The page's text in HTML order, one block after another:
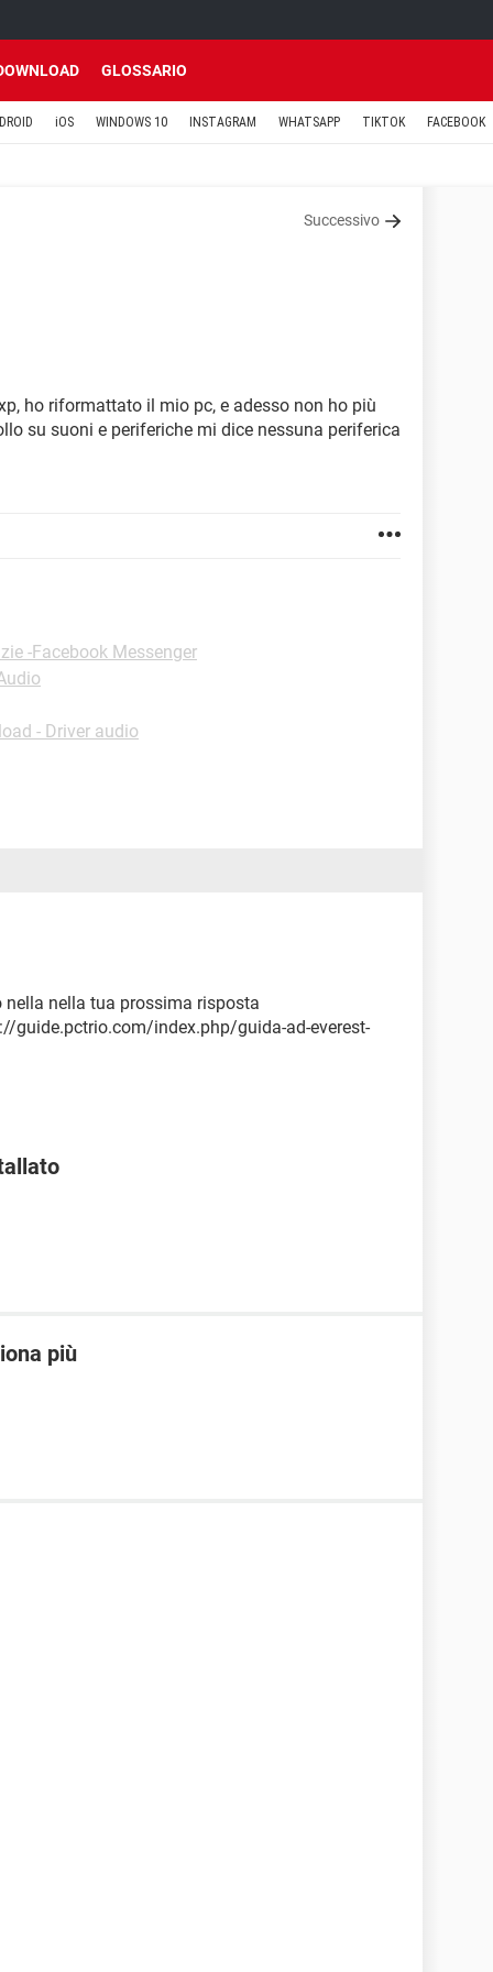
GLOSSARIO
iOS WINDOWS 10 INSTAGRAM WHATSAPP TIKTOK FACEBOOK
Successivo
ho riformattato il mio pc, e adesso non ho più
su suoni e periferiche mi dice nessuna periferica
-Facebook Messenger
- Driver audio
nella tua prossima risposta
guide.pctrio.com/index.php/guida-ad-everest-
più